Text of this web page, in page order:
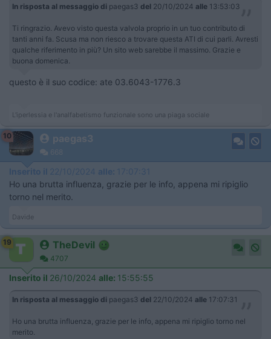
In risposta al messaggio di paegas3 del 20/10/2024 alle 13:53:03
Ti ringrazio. Avevo visto questa valvola proprio in un tuo contributo di
tanti anni fa. Scusa ma non riesco a trovare questa ATI di cui parli. Avresti
qualche riferimento in più? Un sito web sarebbe il massimo. Grazie e
buona domenica.
questo è il suo codice: ate 03.6043-1776.3
L'iperlessia e l'analfabetismo funzionale sono una piaga sociale
10 paegas3
668
Inserito il 22/10/2024 alle: 17:07:31
Ho una brutta influenza, grazie per le info, appena mi ripiglio
torno nel merito.
Davide
19 TheDevil
4707
Inserito il 26/10/2024 alle: 15:55:55
In risposta al messaggio di paegas3 del 22/10/2024 alle 17:07:31
Ho una brutta influenza, grazie per le info, appena mi ripiglio torno nel
merito.